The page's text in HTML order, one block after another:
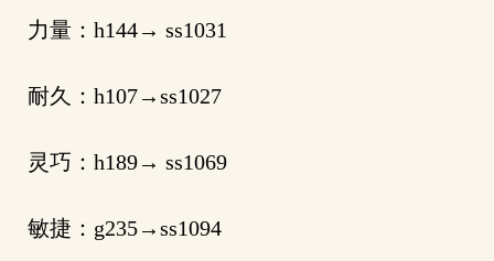
力量：h144→ ss1031
耐久：h107→ss1027
灵巧：h189→ ss1069
敏捷：g235→ss1094